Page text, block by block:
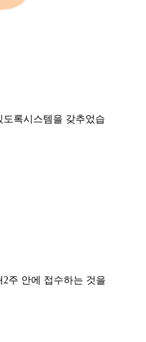
도록시스템을 갖추었습
2주 안에 접수하는 것을